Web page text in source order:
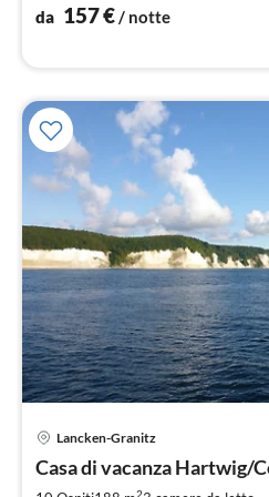
da 157€/ notte
Lancken-Granitz
Casa di vacanza Hartwig/
2